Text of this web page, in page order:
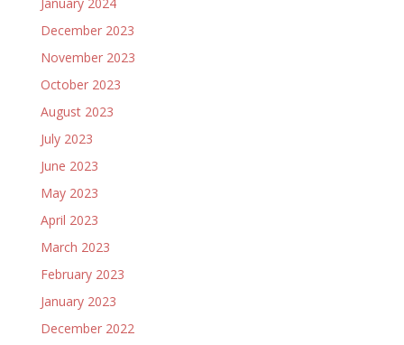
December 2023
November 2023
October 2023
August 2023
July 2023
June 2023
May 2023
April 2023
March 2023
February 2023
January 2023
December 2022